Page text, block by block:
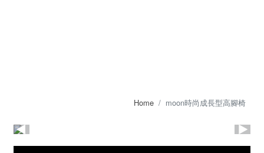
Home moon時尚成長型高腳椅